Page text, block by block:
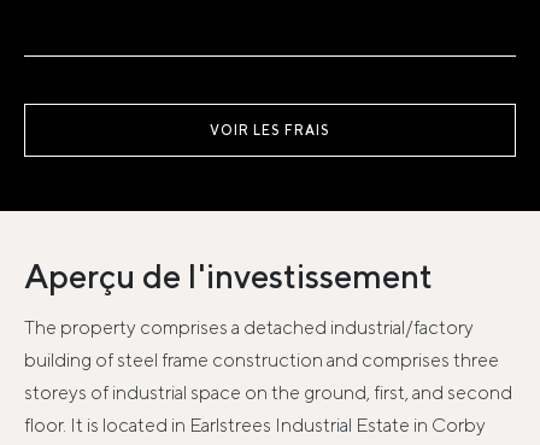
VOIR LES FRAIS
Aperçu de l'investissement
The property comprises a detached industrial/factory
building of steel frame construction and comprises three
storeys of industrial space on the ground, first, and second
floor. It is located in Earlstrees Industrial Estate in Corby